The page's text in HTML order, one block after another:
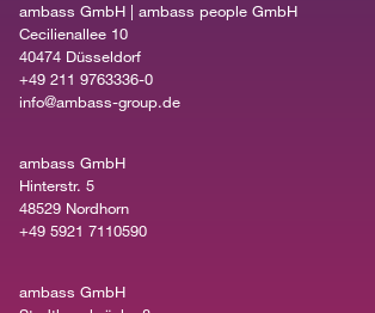
ambass GmbH | ambass people GmbH
Cecilienallee 10
40474 Düsseldorf
+49 211 9763336-0
info@ambass-group.de
ambass GmbH
Hinterstr. 5
48529 Nordhorn
+49 5921 7110590
ambass GmbH